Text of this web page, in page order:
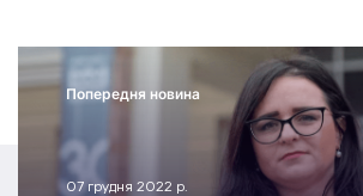
Попередня новина
07 грудня 2022 р.